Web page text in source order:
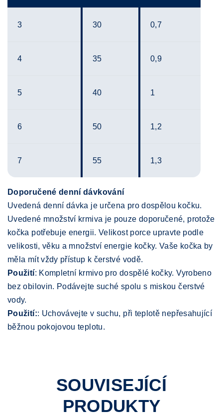
3 30 0,7
4 35 0,9
5 40 1
6 50 1,2
7 55 1,3
Doporučené denní dávkování
Uvedená denní dávka je určena pro dospělou kočku.
Uvedené množství krmiva je pouze doporučené, protože
kočka potřebuje energii. Velikost porce upravte podle
velikosti, věku a množství energie kočky. Vaše kočka by
měla mít vždy přístup k čerstvé vodě.
Použití: Kompletní krmivo pro dospělé kočky. Vyrobeno
bez obilovin. Podávejte suché spolu s miskou čerstvé
vody.
Použití:: Uchovávejte v suchu, při teplotě nepřesahující
běžnou pokojovou teplotu.
SOUVISEJÍCÍ
PRODUKTY